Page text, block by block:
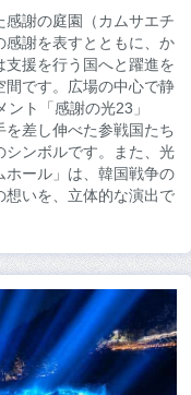
謝の庭園（カムサエチ
感謝を表すとともに、か
援を行う国へと躍進を
です。広場の中心で静
ト「感謝の光23」
差し伸べた参戦国たち
ンボルです。また、光
ール」は、韓国戦争の
いを、立体的な演出で